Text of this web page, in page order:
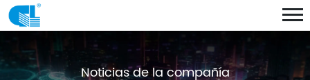
Noticias de la compañía